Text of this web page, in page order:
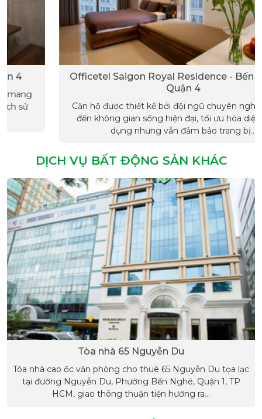
Officetel Saigon Royal Residence - Bến Vân Đồn,
Căn hộ được thiết kế bởi đội ngũ chuyên nghiệp mang
đến không gian sống hiện đại, tối ưu hóa diện tích sử
dụng nhưng vẫn đảm bảo trang bị...
DỊCH VỤ BẤT ĐỘNG SẢN KHÁC
Tòa nhà 65 Nguyễn Du
Tòa nhà cao ốc văn phòng cho thuê 65 Nguyễn Du tọa lạc
tại đường Nguyễn Du, Phường Bến Nghé, Quận 1, TP
HCM, giao thông thuận tiện hướng ra...